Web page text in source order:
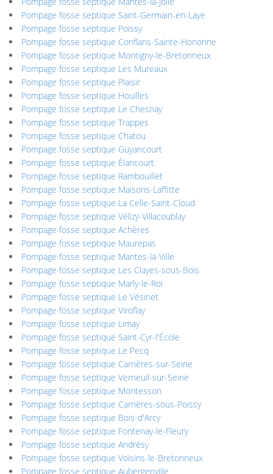
Pompage fosse septique Saint-Germain-en-Laye
Pompage fosse septique Poissy
Pompage fosse septique Conflans-Sainte-Honorine
Pompage fosse septique Montigny-le-Bretonneux
Pompage fosse septique Les Mureaux
Pompage fosse septique Plaisir
Pompage fosse septique Houilles
Pompage fosse septique Le Chesnay
Pompage fosse septique Trappes
Pompage fosse septique Chatou
Pompage fosse septique Guyancourt
Pompage fosse septique Élancourt
Pompage fosse septique Rambouillet
Pompage fosse septique Maisons-Laffitte
Pompage fosse septique La Celle-Saint-Cloud
Pompage fosse septique Vélizy-Villacoublay
Pompage fosse septique Achères
Pompage fosse septique Maurepas
Pompage fosse septique Mantes-la-Ville
Pompage fosse septique Les Clayes-sous-Bois
Pompage fosse septique Marly-le-Roi
Pompage fosse septique Le Vésinet
Pompage fosse septique Viroflay
Pompage fosse septique Limay
Pompage fosse septique Saint-Cyr-l'École
Pompage fosse septique Le Pecq
Pompage fosse septique Carrières-sur-Seine
Pompage fosse septique Verneuil-sur-Seine
Pompage fosse septique Montesson
Pompage fosse septique Carrières-sous-Poissy
Pompage fosse septique Bois-d'Arcy
Pompage fosse septique Fontenay-le-Fleury
Pompage fosse septique Andrésy
Pompage fosse septique Voisins-le-Bretonneux
Pompage fosse septique Aubergenville